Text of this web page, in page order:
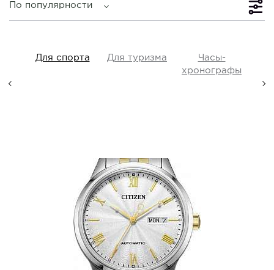
По популярности
Для спорта Для туризма
Часы-
хронографы
Citizen
NH7506-81A
i